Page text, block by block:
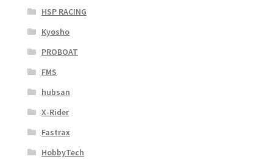
HSP RACING
Kyosho
PROBOAT
FMS
hubsan
X-Rider
Fastrax
HobbyTech